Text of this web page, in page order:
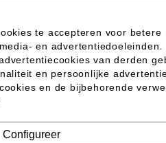
te accepteren voor betere
en advertentiedoeleinden.
van derden
en persoonlijke
en de bijbehorende
Configureer